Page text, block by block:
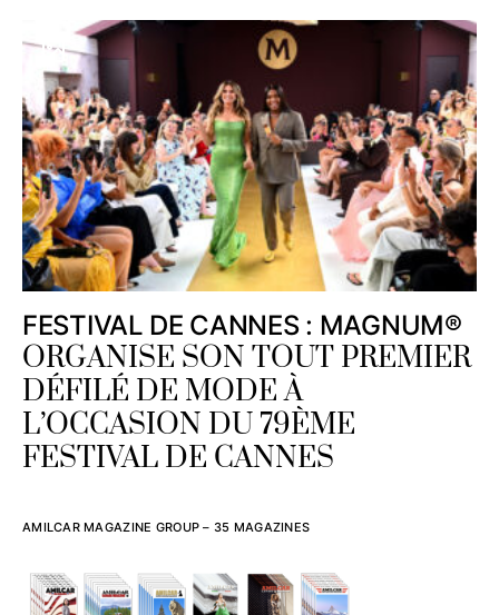
FESTIVAL DE CANNES : MAGNUM®
ORGANISE SON TOUT PREMIER
DÉFILÉ DE MODE À
L’OCCASION DU 79ÈME
FESTIVAL DE CANNES
AMILCAR MAGAZINE GROUP – 35 MAGAZINES